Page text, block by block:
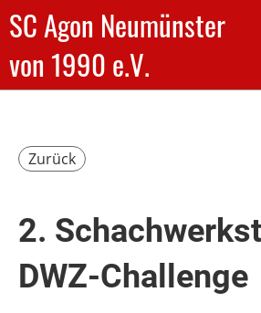
SC Agon Neumünster
von 1990 e.V.
Zurück
2.
DWZ-Challenge